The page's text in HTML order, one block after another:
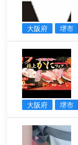
大阪府 堺市
大阪府 堺市